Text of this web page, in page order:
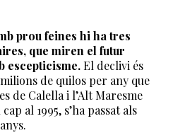
prou feines hi ha tres
que miren el futur
escepticisme.El declivi és
de quilos per any que
de Calella i l’Alt Maresme
al 1995, s’ha passat als